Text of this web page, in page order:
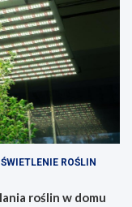
ROŚLIN
roślin w domu